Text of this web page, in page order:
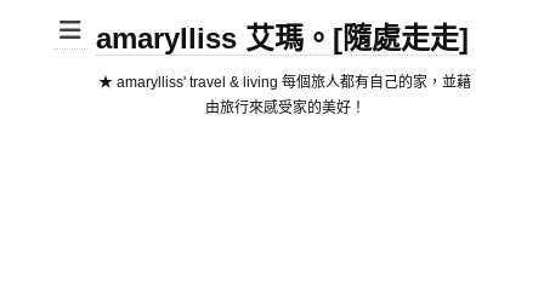
amarylliss 艾瑪。[隨處走走]
★ amarylliss' travel & living 每個旅人都有自己的家，並藉
由旅行來感受家的美好！